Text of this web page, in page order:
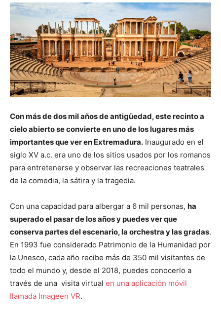
Con más de dos mil años de antigüedad, este recinto a
cielo abierto se convierte en uno de los lugares más
importantes que ver en Extremadura. Inaugurado en el
siglo XV a.c. era uno de los sitios usados por los romanos
para entretenerse y observar las recreaciones teatrales
de la comedia, la sátira y la tragedia.
Con una capacidad para albergar a 6 mil personas, ha
superado el pasar de los años y puedes ver que
conserva partes del escenario, la orchestra y las gradas.
En 1993 fue considerado Patrimonio de la Humanidad por
la Unesco, cada año recibe más de 350 mil visitantes de
todo el mundo y, desde el 2018, puedes conocerlo a
través de una visita virtual en una aplicación móvil
llamada Imageen VR.